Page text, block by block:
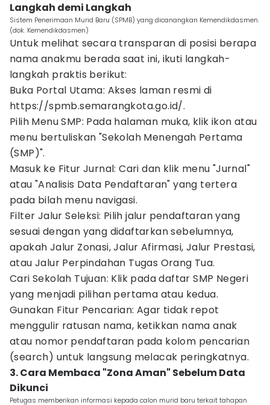
Langkah demi Langkah
Sistem Penerimaan Murid Baru (SPMB) yang dicanangkan Kemendikdasmen.
(dok. Kemendikdasmen)
Untuk melihat secara transparan di posisi berapa
nama anakmu berada saat ini, ikuti langkah-
langkah praktis berikut:
Buka Portal Utama: Akses laman resmi di
https://spmb.semarangkota.go.id/.
Pilih Menu SMP: Pada halaman muka, klik ikon atau
menu bertuliskan "Sekolah Menengah Pertama
(SMP)".
Masuk ke Fitur Jurnal: Cari dan klik menu "Jurnal"
atau "Analisis Data Pendaftaran" yang tertera
pada bilah menu navigasi.
Filter Jalur Seleksi: Pilih jalur pendaftaran yang
sesuai dengan yang didaftarkan sebelumnya,
apakah Jalur Zonasi, Jalur Afirmasi, Jalur Prestasi,
atau Jalur Perpindahan Tugas Orang Tua.
Cari Sekolah Tujuan: Klik pada daftar SMP Negeri
yang menjadi pilihan pertama atau kedua.
Gunakan Fitur Pencarian: Agar tidak repot
menggulir ratusan nama, ketikkan nama anak
atau nomor pendaftaran pada kolom pencarian
(search) untuk langsung melacak peringkatnya.
3. Cara Membaca "Zona Aman" Sebelum Data
Dikunci
Petugas memberikan informasi kepada calon murid baru terkait tahapan